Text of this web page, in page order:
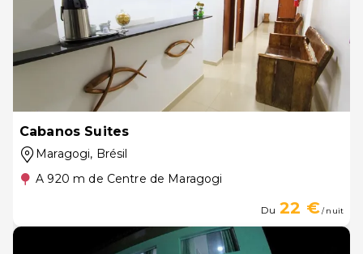
Cabanos Suites
Maragogi, Brésil
A 920 m de Centre de Maragogi
Du 22 €/ nuit